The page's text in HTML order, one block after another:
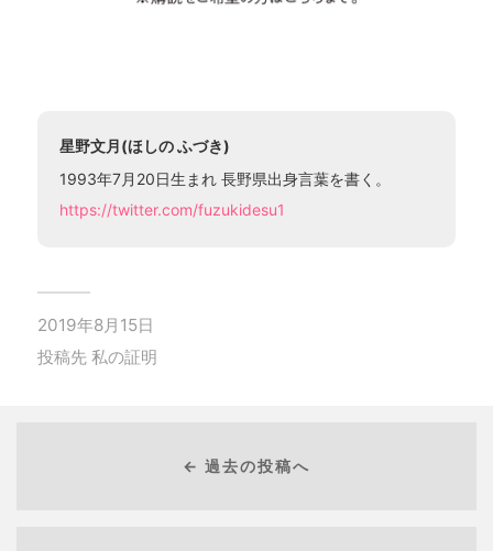
星野文月(ほしの ふづき)
1993年7月20日生まれ 長野県出身言葉を書く。
https://twitter.com/fuzukidesu1
2019年8月15日
投稿先 私の証明
← 過去の投稿へ